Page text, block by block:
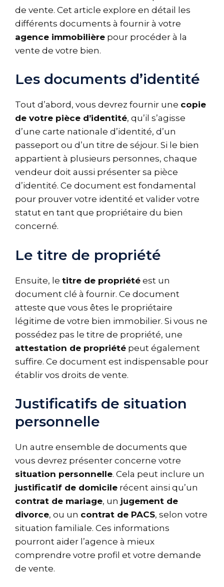
de vente. Cet article explore en détail les
différents documents à fournir à votre
agence immobilière pour procéder à la
vente de votre bien.
Les documents d’identité
Tout d’abord, vous devrez fournir une copie
de votre pièce d’identité, qu’il s’agisse
d’une carte nationale d’identité, d’un
passeport ou d’un titre de séjour. Si le bien
appartient à plusieurs personnes, chaque
vendeur doit aussi présenter sa pièce
d’identité. Ce document est fondamental
pour prouver votre identité et valider votre
statut en tant que propriétaire du bien
concerné.
Le titre de propriété
Ensuite, le titre de propriété est un
document clé à fournir. Ce document
atteste que vous êtes le propriétaire
légitime de votre bien immobilier. Si vous ne
possédez pas le titre de propriété, une
attestation de propriété peut également
suffire. Ce document est indispensable pour
établir vos droits de vente.
Justificatifs de situation
personnelle
Un autre ensemble de documents que
vous devrez présenter concerne votre
situation personnelle. Cela peut inclure un
justificatif de domicile récent ainsi qu’un
contrat de mariage, un jugement de
divorce, ou un contrat de PACS, selon votre
situation familiale. Ces informations
pourront aider l’agence à mieux
comprendre votre profil et votre demande
de vente.